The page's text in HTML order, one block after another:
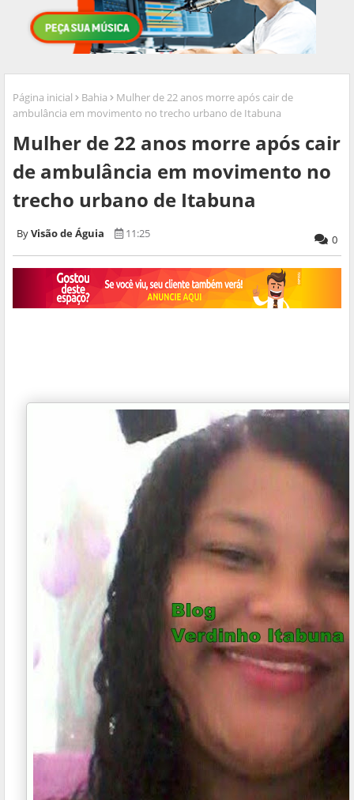
Página inicial Bahia
Mulher de 22 anos morre após cair de
ambulância em movimento no trecho urbano de Itabuna
Mulher de 22 anos morre após cair
de ambulância em movimento no
trecho urbano de Itabuna
Visão de Águia 11:25 0